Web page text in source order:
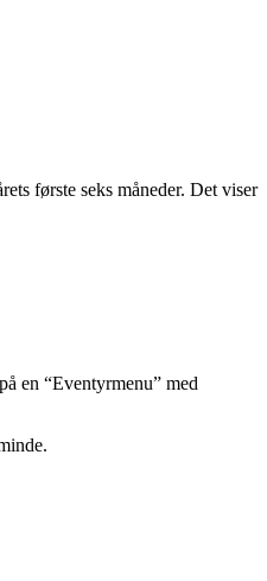
første seks måneder. Det viser
en “Eventyrmenu” med